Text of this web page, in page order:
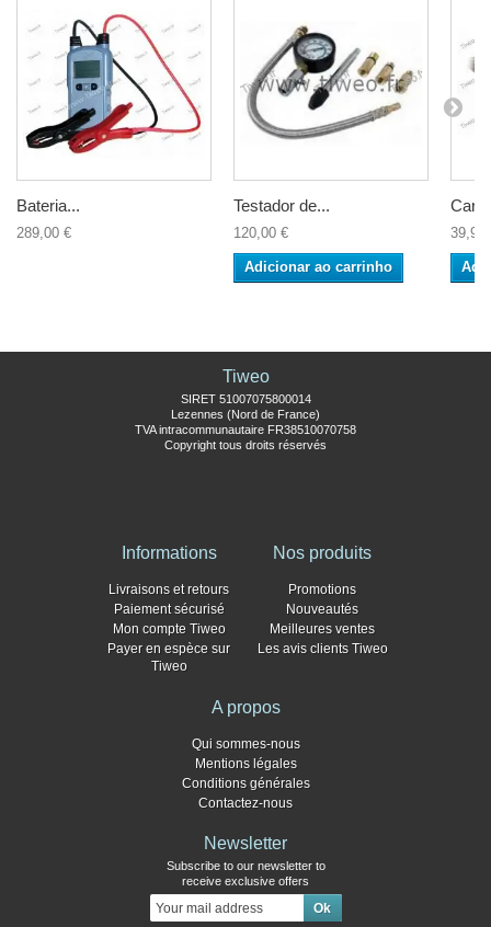
Bateria...
289,00 €
Testador de...
120,00 €
Adicionar ao carrinho
39,90
Tiweo
SIRET 51007075800014
Lezennes (Nord de France)
TVA intracommunautaire FR38510070758
Copyright tous droits réservés
Informations
Livraisons et retours
Paiement sécurisé
Mon compte Tiweo
Payer en espèce sur
Tiweo
Nos produits
Promotions
Nouveautés
Meilleures ventes
Les avis clients Tiweo
A propos
Qui sommes-nous
Mentions légales
Conditions générales
Contactez-nous
Newsletter
Subscribe to our newsletter to
receive exclusive offers